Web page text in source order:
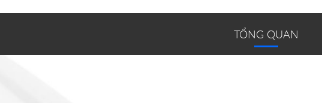
TỔNG QUAN